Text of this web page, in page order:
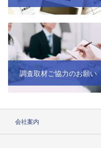
調査取材ご協力のお願い
会社案内